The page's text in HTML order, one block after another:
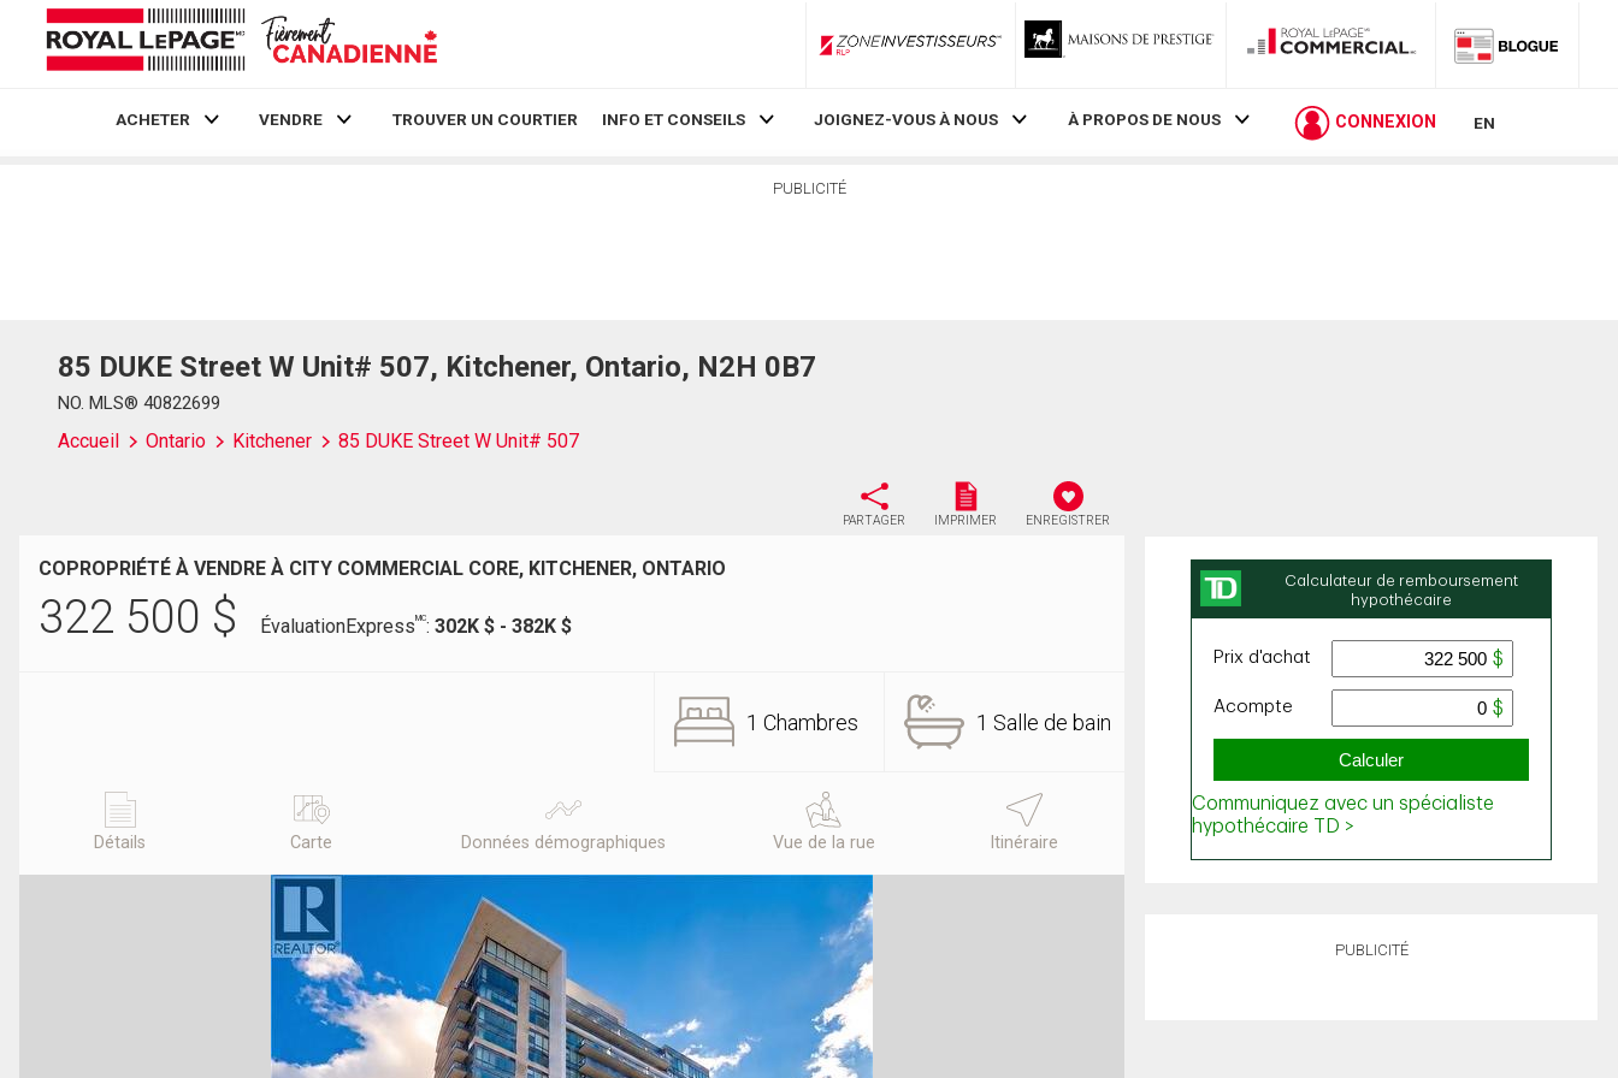
ZoneInvestisseurs RLP
ACHETER VENDRE TROUVER UN COURTIER INFO ET CONSEILS JOIGNEZ-VOUS À NOUS À PROPOS DE NOUS CONNEXION EN
PUBLICITÉ
85 DUKE Street W Unit# 507, Kitchener, Ontario, N2H 0B7
NO. MLS® 40822699
Accueil Ontario Kitchener 85 DUKE Street W Unit# 507
PARTAGER IMPRIMER ENREGISTRER
COPROPRIÉTÉ À VENDRE À CITY COMMERCIAL CORE, KITCHENER, ONTARIO
322 500 $ ÉvaluationExpressMC: 302K $ - 382K $
1 Chambres 1 Salle de bain
Détails Carte Données démographiques Vue de la rue Itinéraire
PUBLICITÉ